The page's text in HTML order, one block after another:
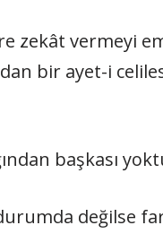
zekât vermeyi
bir ayet-i
başkası
değilse